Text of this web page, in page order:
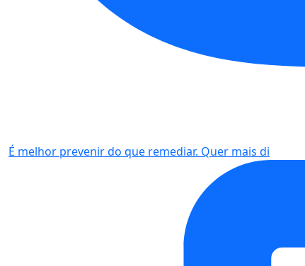
É melhor prevenir do que remediar. Quer mais di